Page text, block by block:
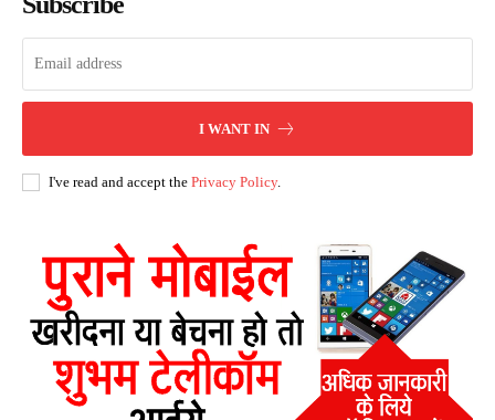
I WANT IN
I've read and accept the Privacy Policy.